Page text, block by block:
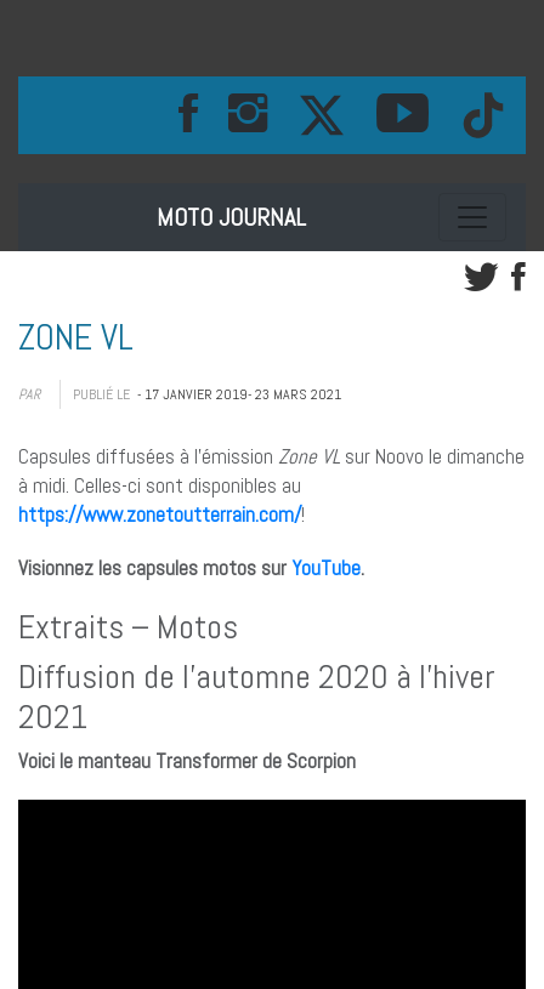
MOTO JOURNAL Toggle
ZONE VL
PAR PUBLIÉ LE - 17 JANVIER 2019- 23 MARS 2021
Capsules diffusées à l’émission Zone VL sur Noovo le dimanche
à midi. Celles-ci sont disponibles au
https://www.zonetoutterrain.com/!
Visionnez les capsules motos surYouTube.
Extraits – Motos
Diffusion de l’automne 2020 à l’hiver
2021
Voici le manteau Transformer de Scorpion